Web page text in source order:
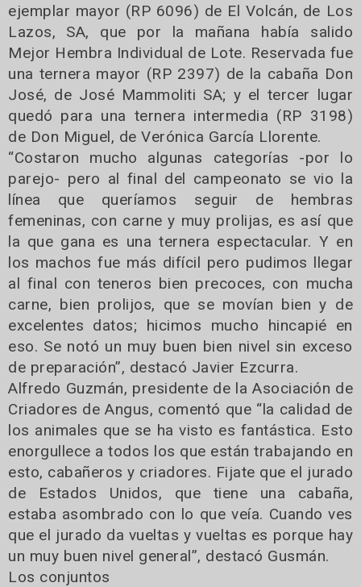
ejemplar mayor (RP 6096) de El Volcán, de Los
Lazos, SA, que por la mañana había salido
Mejor Hembra Individual de Lote. Reservada fue
una ternera mayor (RP 2397) de la cabaña Don
José, de José Mammoliti SA; y el tercer lugar
quedó para una ternera intermedia (RP 3198)
de Don Miguel, de Verónica García Llorente.
“Costaron mucho algunas categorías -por lo
parejo- pero al final del campeonato se vio la
línea que queríamos seguir de hembras
femeninas, con carne y muy prolijas, es así que
la que gana es una ternera espectacular. Y en
los machos fue más difícil pero pudimos llegar
al final con teneros bien precoces, con mucha
carne, bien prolijos, que se movían bien y de
excelentes datos; hicimos mucho hincapié en
eso. Se notó un muy buen bien nivel sin exceso
de preparación”, destacó Javier Ezcurra.
Alfredo Guzmán, presidente de la Asociación de
Criadores de Angus, comentó que “la calidad de
los animales que se ha visto es fantástica. Esto
enorgullece a todos los que están trabajando en
esto, cabañeros y criadores. Fijate que el jurado
de Estados Unidos, que tiene una cabaña,
estaba asombrado con lo que veía. Cuando ves
que el jurado da vueltas y vueltas es porque hay
un muy buen nivel general”, destacó Gusmán.
Los conjuntos